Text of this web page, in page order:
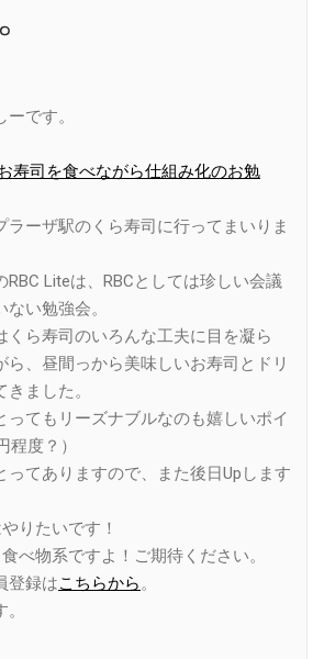
です。
寿司を食べながら仕組み化のお勉
ラーザ駅のくら寿司に行ってまいりま
Liteは、RBCとしては珍しい会議
い勉強会。
くら寿司のいろんな工夫に目を凝ら
ら、昼間っから美味しいお寿司とドリ
ました。
ってもリーズナブルなのも嬉しいポイ
程度？）
ってありますので、また後日Upします
りたいです！
べ物系ですよ！ご期待ください。
登録はこちらから。